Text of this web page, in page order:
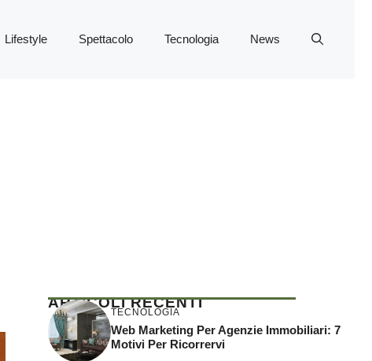
Lifestyle Spettacolo Tecnologia News
ARTICOLI RECENTI
TECNOLOGIA
Web Marketing Per Agenzie Immobiliari: 7
Motivi Per Ricorrervi